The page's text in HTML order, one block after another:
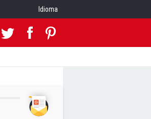
Idioma